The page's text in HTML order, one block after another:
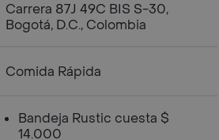
Carrera 87J 49C BIS S-30,
Bogotá, D.C., Colombia
Comida Rápida
Bandeja Rustic cuesta $
14.000